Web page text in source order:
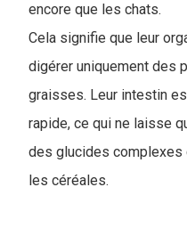
encore que les chats.
Cela signifie que leur
digérer uniquement des
graisses. Leur intestin
rapide, ce qui ne laisse
des glucides complexes
les céréales.